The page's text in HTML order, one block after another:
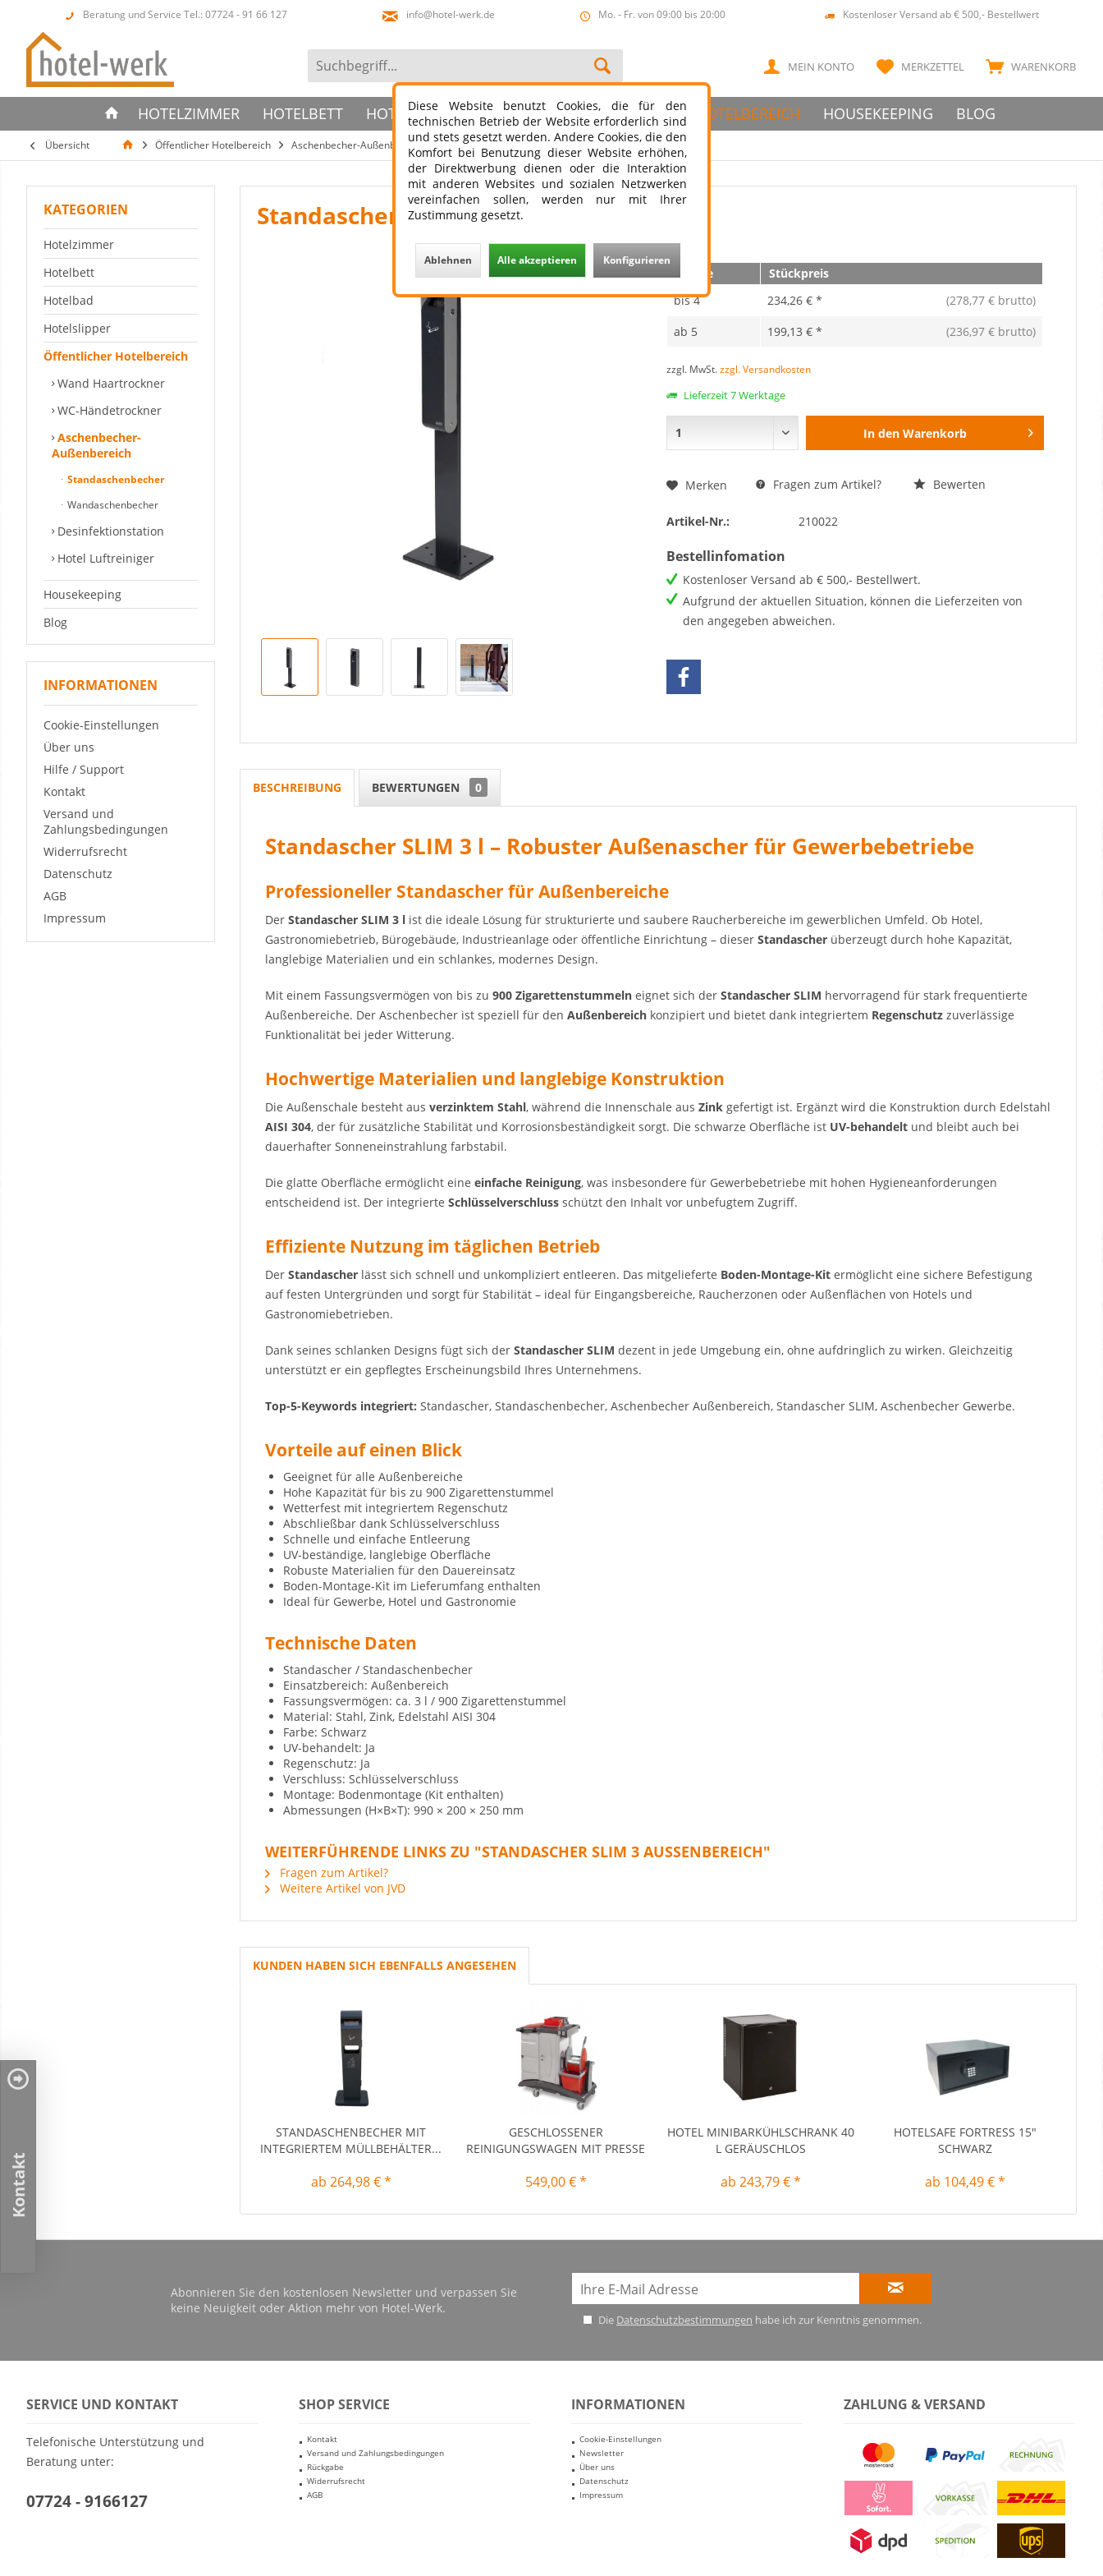
Beratung und Service Tel.: 07724 - 91 66 127 info@hotel-werk.de Mo. - Fr. von 09:00 bis 20:00 Kostenloser Versand ab € 500,- Bestellwert
WARENKORB
MERKZETTEL
MEIN KONTO
HOTELZIMMER HOTELBETT HOTELBAD HOTELSLIPPER ÖFFENTLICHER HOTELBEREICH HOUSEKEEPING BLOG
Übersicht Öffentlicher Hotelbereich Aschenbecher-Außenbereich Standaschenbecher
KATEGORIEN
Hotelzimmer
Hotelbett
Hotelbad
Hotelslipper
Öffentlicher Hotelbereich
Wand Haartrockner
WC-Händetrockner
Aschenbecher-
Außenbereich
Standaschenbecher
Wandaschenbecher
Desinfektionstation
Hotel Luftreiniger
Housekeeping
Blog
INFORMATIONEN
Cookie-Einstellungen
Über uns
Hilfe / Support
Kontakt
Versand und
Zahlungsbedingungen
Widerrufsrecht
Datenschutz
AGB
Impressum
Standascher SLIM 3 Außenbereich
Menge
Stückpreis
bis4 234,26 € *
(278,77 € brutto)
ab 5 199,13 € * (236,97 € brutto)
zzgl. MwSt.zzgl. Versandkosten
Lieferzeit 7 Werktage
In den Warenkorb
Merken Fragen zum Artikel? Bewerten
Artikel-Nr.: 210022
Bestellinfomation
Kostenloser Versand ab € 500,- Bestellwert.
Aufgrund der aktuellen Situation, können die Lieferzeiten von
den angegeben abweichen.
BESCHREIBUNG BEWERTUNGEN 0
Standascher SLIM 3 l – Robuster Außenascher für Gewerbebetriebe
Professioneller Standascher für Außenbereiche
Der Standascher SLIM 3 l ist die ideale Lösung für strukturierte und saubere Raucherbereiche im gewerblichen Umfeld. Ob Hotel,
Gastronomiebetrieb, Bürogebäude, Industrieanlage oder öffentliche Einrichtung – dieser Standascher überzeugt durch hohe Kapazität,
langlebige Materialien und ein schlankes, modernes Design.
Mit einem Fassungsvermögen von bis zu 900 Zigarettenstummeln eignet sich der Standascher SLIM hervorragend für stark frequentierte
Außenbereiche. Der Aschenbecher ist speziell für den Außenbereich konzipiert und bietet dank integriertem Regenschutz zuverlässige
Funktionalität bei jeder Witterung.
Hochwertige Materialien und langlebige Konstruktion
Die Außenschale besteht aus verzinktem Stahl, während die Innenschale aus Zink gefertigt ist. Ergänzt wird die Konstruktion durch Edelstahl
AISI 304, der für zusätzliche Stabilität und Korrosionsbeständigkeit sorgt. Die schwarze Oberfläche ist UV-behandelt und bleibt auch bei
dauerhafter Sonneneinstrahlung farbstabil.
Die glatte Oberfläche ermöglicht eine einfache Reinigung, was insbesondere für Gewerbebetriebe mit hohen Hygieneanforderungen
entscheidend ist. Der integrierte Schlüsselverschluss schützt den Inhalt vor unbefugtem Zugriff.
Effiziente Nutzung im täglichen Betrieb
Der Standascher lässt sich schnell und unkompliziert entleeren. Das mitgelieferte Boden-Montage-Kit ermöglicht eine sichere Befestigung
auf festen Untergründen und sorgt für Stabilität – ideal für Eingangsbereiche, Raucherzonen oder Außenflächen von Hotels und
Gastronomiebetrieben.
Dank seines schlanken Designs fügt sich der Standascher SLIM dezent in jede Umgebung ein, ohne aufdringlich zu wirken. Gleichzeitig
unterstützt er ein gepflegtes Erscheinungsbild Ihres Unternehmens.
Top-5-Keywords integriert: Standascher, Standaschenbecher, Aschenbecher Außenbereich, Standascher SLIM, Aschenbecher Gewerbe.
Vorteile auf einen Blick
Geeignet für alle Außenbereiche
Hohe Kapazität für bis zu 900 Zigarettenstummel
Wetterfest mit integriertem Regenschutz
Abschließbar dank Schlüsselverschluss
Schnelle und einfache Entleerung
UV-beständige, langlebige Oberfläche
Robuste Materialien für den Dauereinsatz
Boden-Montage-Kit im Lieferumfang enthalten
Ideal für Gewerbe, Hotel und Gastronomie
Technische Daten
Standascher / Standaschenbecher
Einsatzbereich: Außenbereich
Fassungsvermögen: ca. 3 l / 900 Zigarettenstummel
Material: Stahl, Zink, Edelstahl AISI 304
Farbe: Schwarz
UV-behandelt: Ja
Regenschutz: Ja
Verschluss: Schlüsselverschluss
Montage: Bodenmontage (Kit enthalten)
Abmessungen (H×B×T): 990 × 200 × 250 mm
WEITERFÜHRENDE LINKS ZU "STANDASCHER SLIM 3 AUSSENBEREICH"
Fragen zum Artikel?
Weitere Artikel von JVD
KUNDEN HABEN SICH EBENFALLS ANGESEHEN
STANDASCHENBECHER MIT
INTEGRIERTEM MÜLLBEHÄLTER...
ab 264,98 € *
GESCHLOSSENER
REINIGUNGSWAGEN MIT PRESSE
549,00 € *
HOTEL MINIBARKÜHLSCHRANK 40
L GERÄUSCHLOS
ab 243,79 € *
HOTELSAFE FORTRESS 15″
SCHWARZ
ab 104,49 € *
Abonnieren Sie den kostenlosen Newsletter und verpassen Sie
keine Neuigkeit oder Aktion mehr von Hotel-Werk.
Die Datenschutzbestimmungen habe ich zur Kenntnis genommen.
SERVICE UND KONTAKT
Telefonische Unterstützung und
Beratung unter:
07724 - 9166127
SHOP SERVICE
Kontakt
Versand und Zahlungsbedingungen
Rückgabe
Widerrufsrecht
AGB
INFORMATIONEN
Cookie-Einstellungen
Newsletter
Über uns
Datenschutz
Impressum
ZAHLUNG & VERSAND
Kontakt
Diese Website benutzt Cookies, die für den
technischen Betrieb der Website erforderlich sind
und stets gesetzt werden. Andere Cookies, die den
Komfort bei Benutzung dieser Website erhöhen,
der Direktwerbung dienen oder die Interaktion
mit anderen Websites und sozialen Netzwerken
vereinfachen sollen, werden nur mit Ihrer
Zustimmung gesetzt.
Ablehnen Alle akzeptieren Konfigurieren